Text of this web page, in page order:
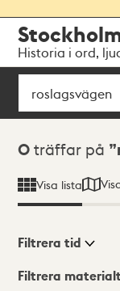
navigationen
huvudinnehållet
Historia i ord,
Sök
Sökresultat
0 träffar på
Visa lista
Visningsläge
Filtrera tid
Filtrera